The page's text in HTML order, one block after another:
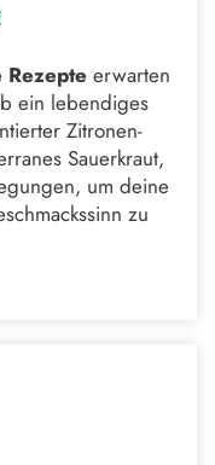
erwarten
ein lebendiges
Zitronen-
Sauerkraut,
um deine
zu